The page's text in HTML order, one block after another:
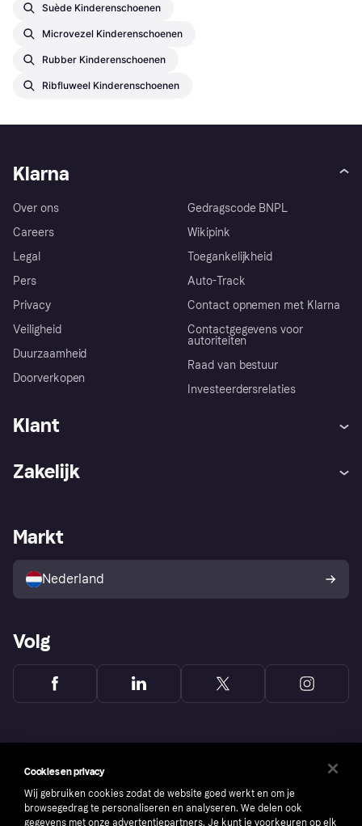
Suède Kinderenschoenen
Microvezel Kinderenschoenen
Rubber Kinderenschoenen
Ribfluweel Kinderenschoenen
Klarna
Over ons
Careers
Legal
Pers
Privacy
Veiligheid
Duurzaamheid
Doorverkopen
Gedragscode BNPL
Wikipink
Toegankelijkheid
Auto-Track
Contact opnemen met Klarna
Contactgegevens voor
autoriteiten
Raad van bestuur
Investeerdersrelaties
Klant
Winkeloverzicht
Kopersbescherming voor
consumenten
Zakelijk
Zakelijke login
Markt
Nederland
Volg
Cookies en privacy
Wij gebruiken cookies zodat de website goed werkt en om je
browsegedrag te personaliseren en analyseren. We delen ook
gegevens met onze advertentiepartners. Je kunt je voorkeuren op elk